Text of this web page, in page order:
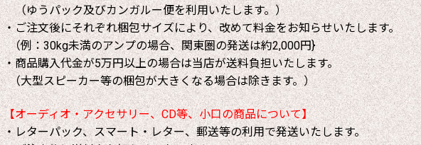
（ゆうパック及びカンガルー便を利用いたします。）
・ご注文後にそれぞれ梱包サイズにより、改めて料金をお知らせいたします。
（例：30kg未満のアンプの場合、関東圏の発送は約2,000円}
・商品購入代金が5万円以上の場合は当店が送料負担いたします。
（大型スピーカー等の梱包が大きくなる場合は除きます。）
【オーディオ・アクセサリー、CD等、小口の商品について】
・レターパック、スマート・レター、郵送等の利用で発送いたします。